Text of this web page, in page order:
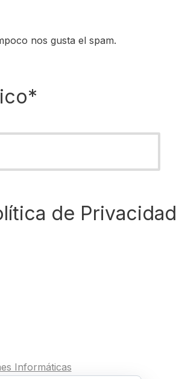
nos gusta el spam.
de Privacidad
Informáticas